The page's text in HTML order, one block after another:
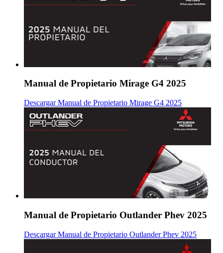
Manual de Propietario Mirage G4 2025
Descargar Manual de Propietario Mirage G4 2025
Manual de Propietario Outlander Phev 2025
Descargar Manual de Propietario Outlander Phev 2025